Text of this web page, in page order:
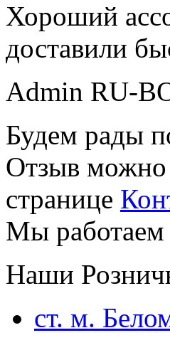
Хороший
доставили
Admin RU-
Будем рады
Отзыв можно
странице
Мы работаем
Наши
ст. м.